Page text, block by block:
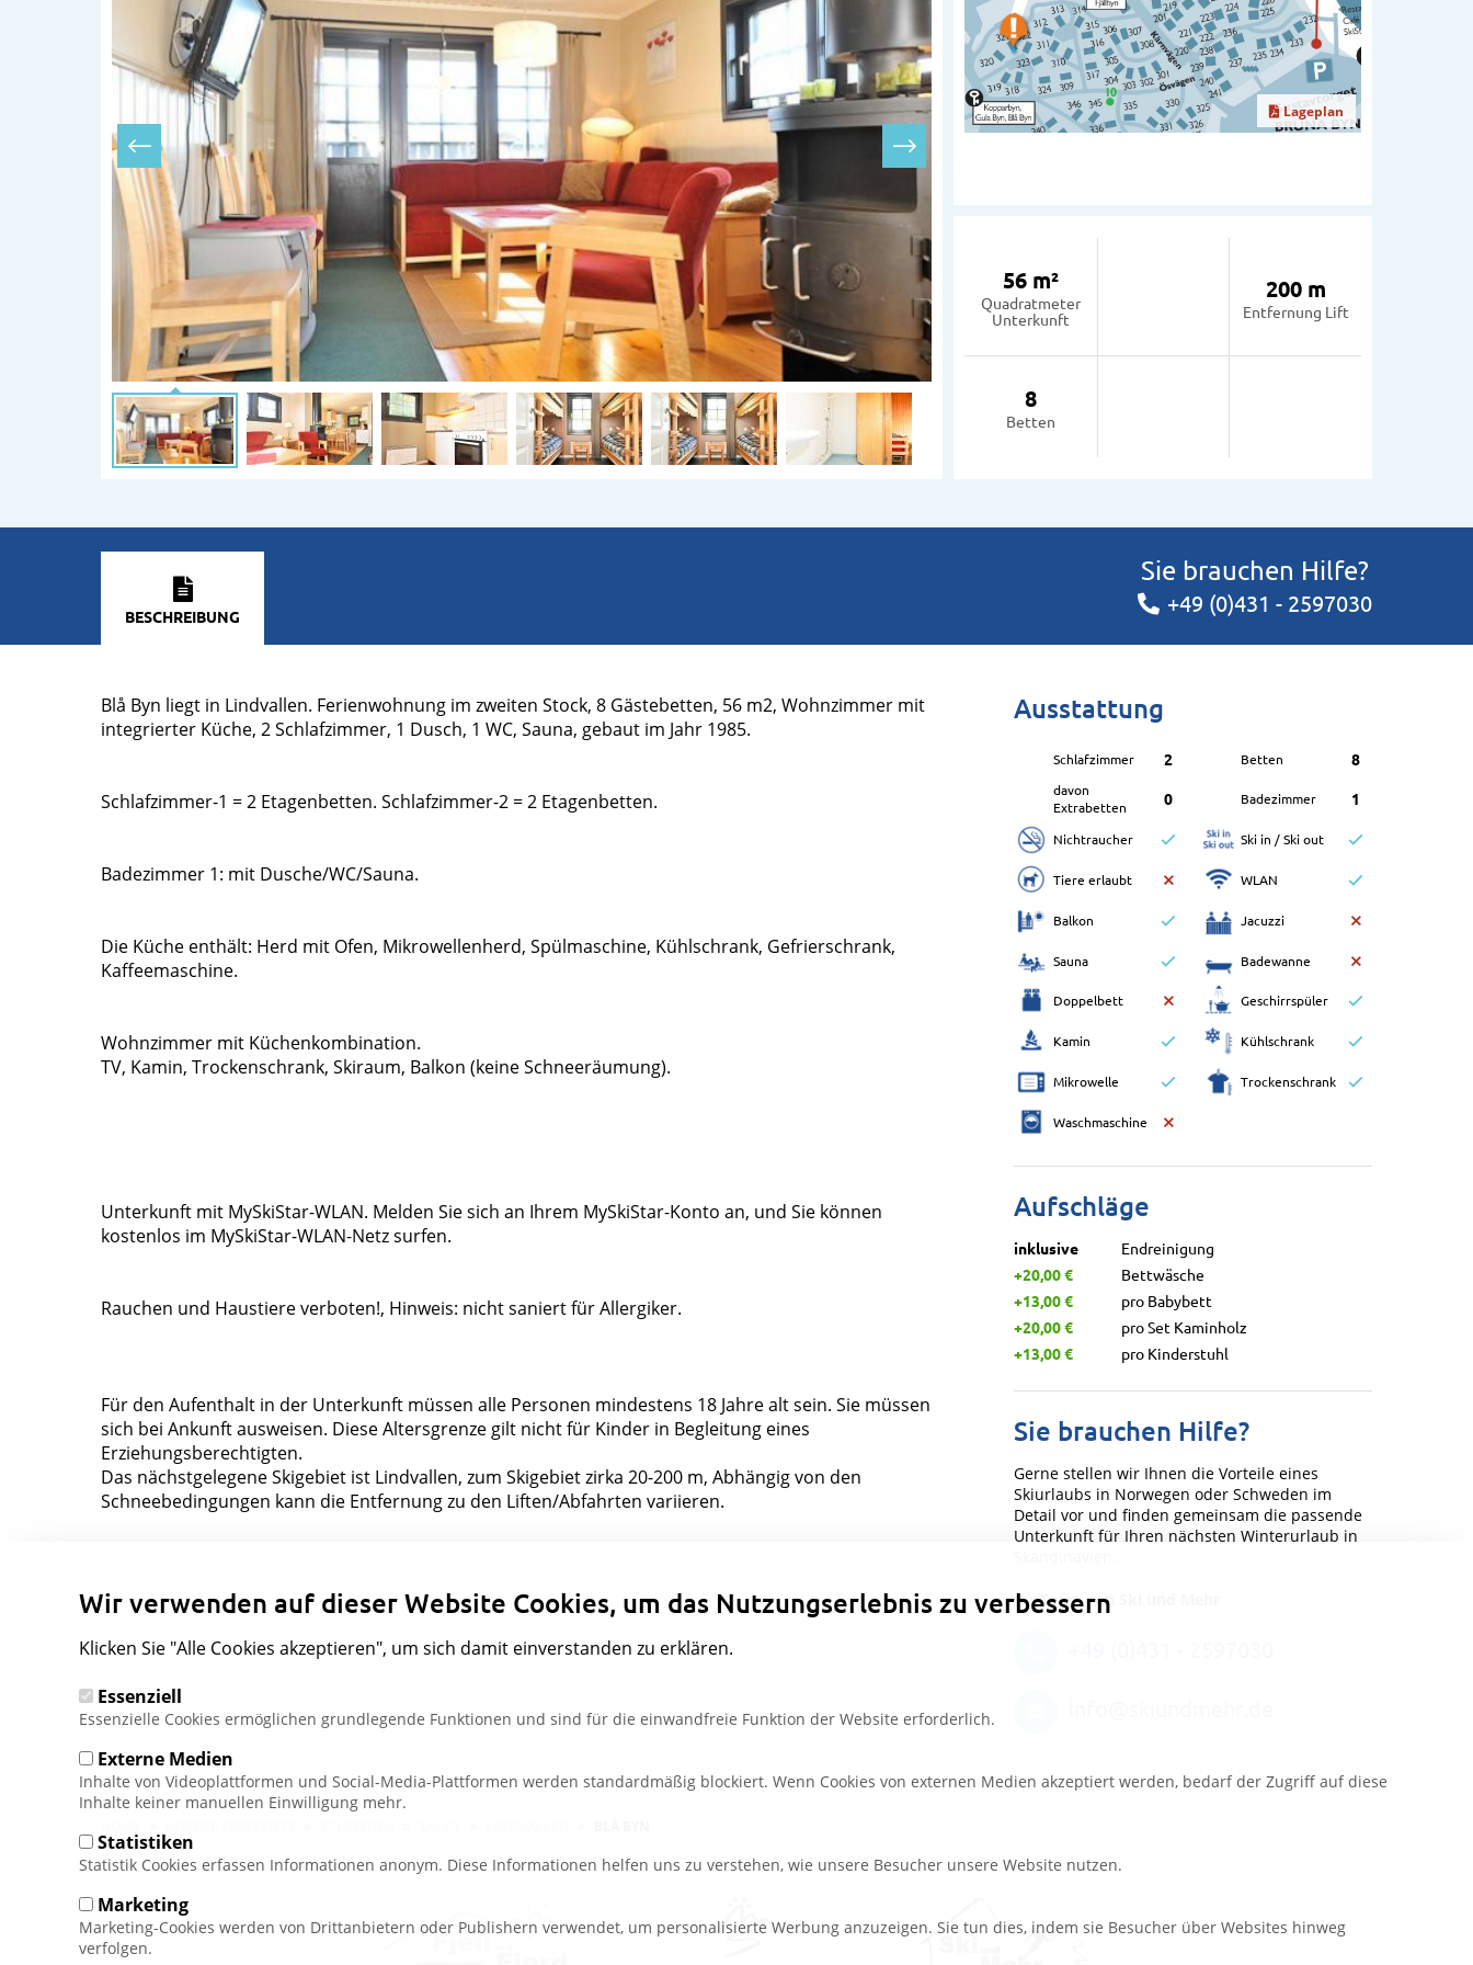
Lageplan
56 m²
Quadratmeter
Unterkunft
200 m
Entfernung Lift
8
Betten
BESCHREIBUNG
Sie brauchen Hilfe?
+49 (0)431 - 2597030
Blå Byn liegt in Lindvallen. Ferienwohnung im zweiten Stock, 8 Gästebetten, 56 m2, Wohnzimmer mit
integrierter Küche, 2 Schlafzimmer, 1 Dusch, 1 WC, Sauna, gebaut im Jahr 1985.
Schlafzimmer-1 = 2 Etagenbetten. Schlafzimmer-2 = 2 Etagenbetten.
Badezimmer 1: mit Dusche/WC/Sauna.
Die Küche enthält: Herd mit Ofen, Mikrowellenherd, Spülmaschine, Kühlschrank, Gefrierschrank,
Kaffeemaschine.
Wohnzimmer mit Küchenkombination.
TV, Kamin, Trockenschrank, Skiraum, Balkon (keine Schneeräumung).
Unterkunft mit MySkiStar-WLAN. Melden Sie sich an Ihrem MySkiStar-Konto an, und Sie können
kostenlos im MySkiStar-WLAN-Netz surfen.
Rauchen und Haustiere verboten!, Hinweis: nicht saniert für Allergiker.
Für den Aufenthalt in der Unterkunft müssen alle Personen mindestens 18 Jahre alt sein. Sie müssen
sich bei Ankunft ausweisen. Diese Altersgrenze gilt nicht für Kinder in Begleitung eines
Erziehungsberechtigten.
Das nächstgelegene Skigebiet ist Lindvallen, zum Skigebiet zirka 20-200 m, Abhängig von den
Schneebedingungen kann die Entfernung zu den Liften/Abfahrten variieren.
Ausstattung
Schlafzimmer 2 Betten 8
davon
Extrabetten
0 Badezimmer 1
Nichtraucher Ski in / Ski out
Tiere erlaubt WLAN
Balkon Jacuzzi
Sauna Badewanne
Doppelbett Geschirrspüler
Kamin Kühlschrank
Mikrowelle Trockenschrank
Waschmaschine
Aufschläge
inklusive
Endreinigung
+20,00 €
Bettwäsche
+13,00 €
pro Babybett
+20,00 €
pro Set Kaminholz
+13,00 €
pro Kinderstuhl
Sie brauchen Hilfe?
Gerne stellen wir Ihnen die Vorteile eines
Skiurlaubs in Norwegen oder Schweden im
Detail vor und finden gemeinsam die passende
Unterkunft für Ihren nächsten Winterurlaub in
Ihr Team von Ski und Mehr
Pfadnavigation
Wir verwenden auf dieser Website Cookies, um das Nutzungserlebnis zu verbessern
Klicken Sie "Alle Cookies akzeptieren", um sich damit einverstanden zu erklären.
Essenziell
Essenzielle Cookies ermöglichen grundlegende Funktionen und sind für die einwandfreie Funktion der Website erforderlich.
Externe Medien
Inhalte von Videoplattformen und Social-Media-Plattformen werden standardmäßig blockiert. Wenn Cookies von externen Medien akzeptiert werden, bedarf der Zugriff auf diese
Inhalte keiner manuellen Einwilligung mehr.
Statistiken
Statistik Cookies erfassen Informationen anonym. Diese Informationen helfen uns zu verstehen, wie unsere Besucher unsere Website nutzen.
Marketing
Marketing-Cookies werden von Drittanbietern oder Publishern verwendet, um personalisierte Werbung anzuzeigen. Sie tun dies, indem sie Besucher über Websites hinweg
verfolgen.